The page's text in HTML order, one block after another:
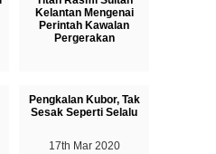
Kelantan Mengenai
Perintah Kawalan
Pergerakan
Pengkalan Kubor, Tak
Sesak Seperti Selalu
17th Mar 2020